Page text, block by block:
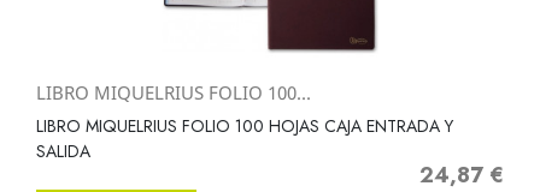
LIBRO MIQUELRIUS FOLIO 100...
LIBRO MIQUELRIUS FOLIO 100 HOJAS CAJA ENTRADA Y
SALIDA
Precio
24,87 €